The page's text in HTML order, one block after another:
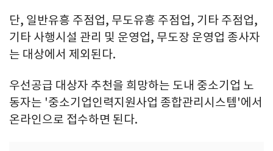
단, 일반유흥 주점업, 무도유흥 주점업, 기타 주점업,
기타 사행시설 관리 및 운영업, 무도장 운영업 종사자
는 대상에서 제외된다.
우선공급 대상자 추천을 희망하는 도내 중소기업 노
동자는 '중소기업인력지원사업 종합관리시스템'에서
온라인으로 접수하면 된다.